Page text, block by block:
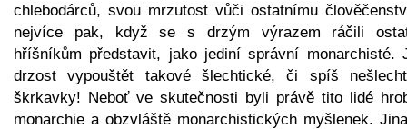
chlebodárců, svou mrzutost vůči ostatnímu
nejvíce pak, když se s drzým výrazem ráčili
hříšníkům představit, jako jediní správní monarchisté.
drzost vypouštět takové šlechtické, či spíš
škrkavky! Neboť ve skutečnosti byli právě tito lidé
monarchie a obzvláště monarchistických myšlenek.